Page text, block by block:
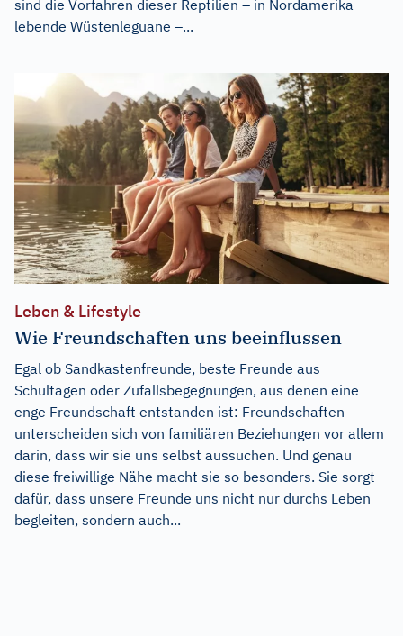
sind die Vorfahren dieser Reptilien – in Nordamerika
lebende Wüstenleguane –...
Leben & Lifestyle
Wie Freundschaften uns beeinflussen
Egal ob Sandkastenfreunde, beste Freunde aus
Schultagen oder Zufallsbegegnungen, aus denen eine
enge Freundschaft entstanden ist: Freundschaften
unterscheiden sich von familiären Beziehungen vor allem
darin, dass wir sie uns selbst aussuchen. Und genau
diese freiwillige Nähe macht sie so besonders. Sie sorgt
dafür, dass unsere Freunde uns nicht nur durchs Leben
begleiten, sondern auch...